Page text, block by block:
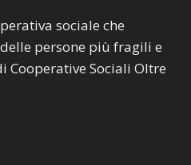
sociale che
persone più fragili e
Cooperative Sociali Oltre